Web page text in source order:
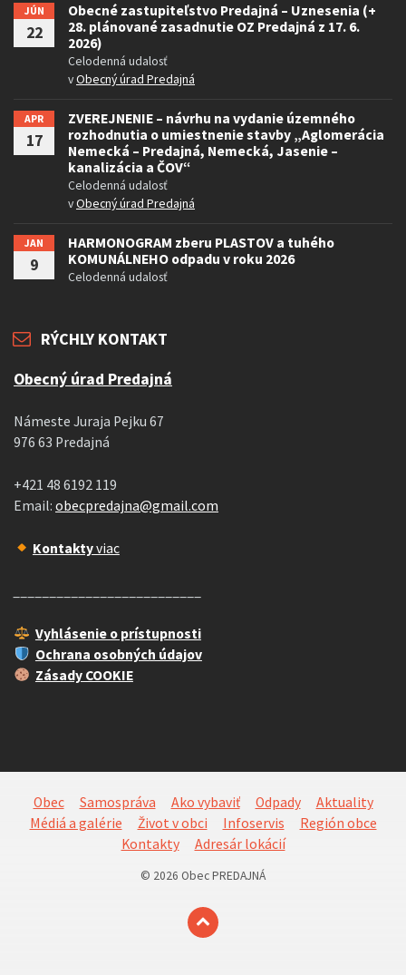
JÚN
22
Obecné zastupiteľstvo Predajná – Uznesenia (+
28. plánované zasadnutie OZ Predajná z 17. 6.
2026)
Celodenná udalosť
vObecný úrad Predajná
APR
17
ZVEREJNENIE – návrhu na vydanie územného
rozhodnutia o umiestnenie stavby „Aglomerácia
Nemecká – Predajná, Nemecká, Jasenie –
kanalizácia a ČOV“
Celodenná udalosť
vObecný úrad Predajná
JAN
9
HARMONOGRAM zberu PLASTOV a tuhého
KOMUNÁLNEHO odpadu v roku 2026
Celodenná udalosť
RÝCHLY KONTAKT
Obecný úrad Predajná
Námeste Juraja Pejku 67
976 63 Predajná
+421 48 6192 119
Email: obecpredajna@gmail.com
Kontaktyviac
Vyhlásenie o prístupnosti
Ochrana osobných údajov
Zásady COOKIE
Obec Samospráva Ako vybaviť Odpady
Aktuality
Médiá a galérie
Život v obci Infoservis
Región obce
Kontakty
Adresár lokácií
© 2026 Obec PREDAJNÁ